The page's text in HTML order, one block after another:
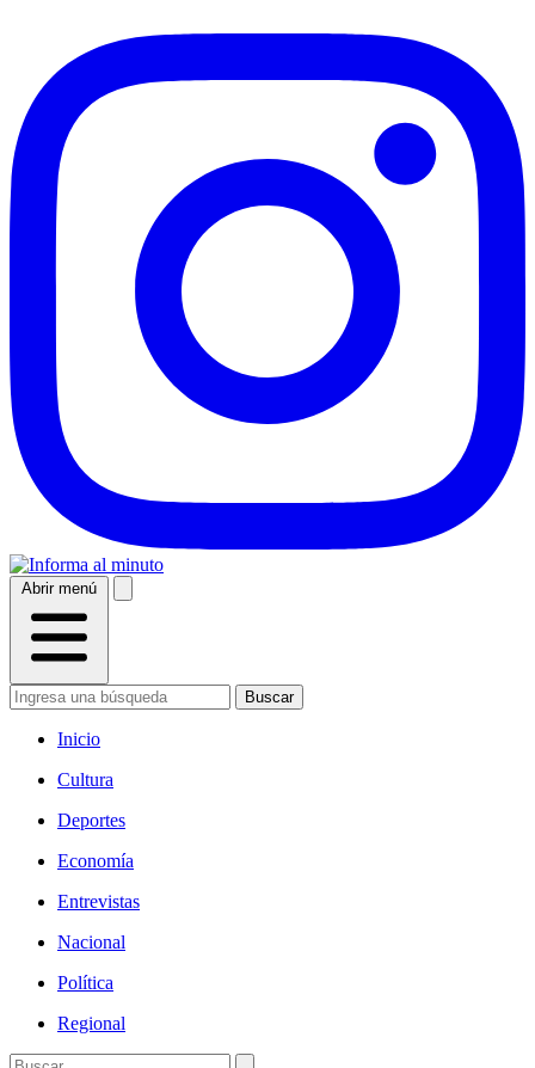
Abrir menú
Buscar
Inicio
Cultura
Deportes
Economía
Entrevistas
Nacional
Política
Regional